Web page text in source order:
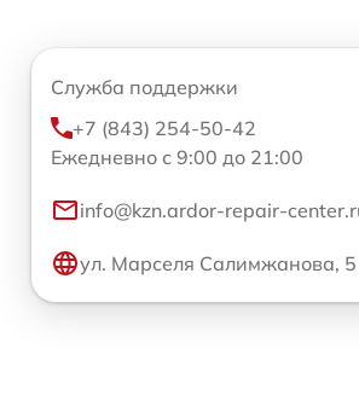
Служба поддержки
+7 (843) 254-50-42
Ежедневно с 9:00 до 21:00
info@kzn.ardor-repair-
ул. Марселя Салимжанова, 5